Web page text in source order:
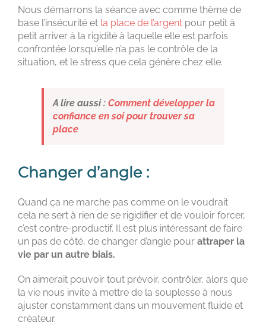
Nous démarrons la séance avec comme thème de
base l’insécurité et la place de l’argent pour petit à
petit arriver à la rigidité à laquelle elle est parfois
confrontée lorsqu’elle n’a pas le contrôle de la
situation, et le stress que cela génère chez elle.
A lire aussi : Comment développer la
confiance en soi pour trouver sa
place
Changer d’angle :
Quand ça ne marche pas comme on le voudrait
cela ne sert à rien de se rigidifier et de vouloir forcer,
c’est contre-productif. Il est plus intéressant de faire
un pas de côté, de changer d’angle pour attraper la
vie par un autre biais.
On aimerait pouvoir tout prévoir, contrôler, alors que
la vie nous invite à mettre de la souplesse à nous
ajuster constamment dans un mouvement fluide et
créateur.